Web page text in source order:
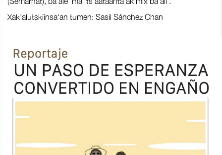
Xak'alutskíinsa'an tumen: Sasil Sánchez Chan